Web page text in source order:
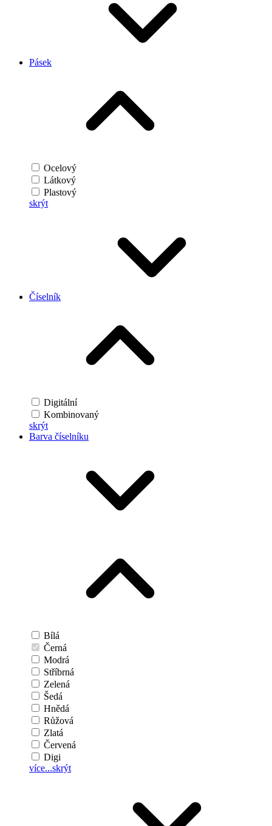
Pásek
Ocelový
Látkový
Plastový
skrýt
Číselník
Digitální
Kombinovaný
skrýt
Barva číselníku
Bílá
Černá
Modrá
Stříbrná
Zelená
Šedá
Hnědá
Růžová
Zlatá
Červená
Digi
více...skrýt